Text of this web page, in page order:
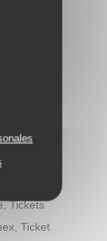
Pago
Tickets
Ticket